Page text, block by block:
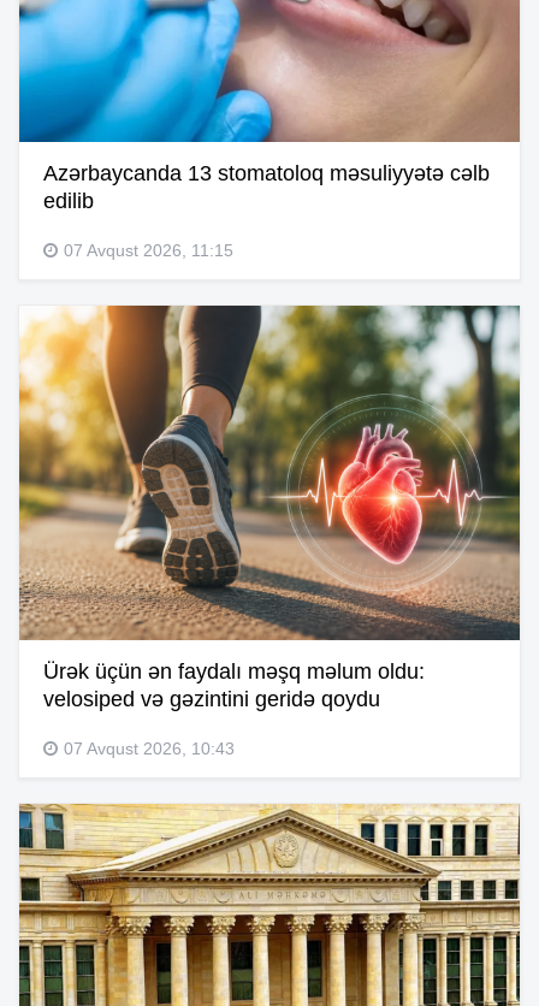
Azərbaycanda 13 stomatoloq məsuliyyətə cəlb
edilib
07 Avqust 2026, 11:15
Ürək üçün ən faydalı məşq məlum oldu:
velosiped və gəzintini geridə qoydu
07 Avqust 2026, 10:43